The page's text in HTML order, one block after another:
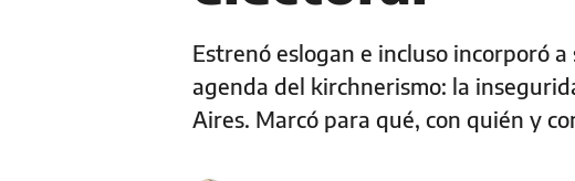
Estrenó eslogan e incluso incorporó
agenda del kirchnerismo: la
Aires. Marcó para qué, con quién y